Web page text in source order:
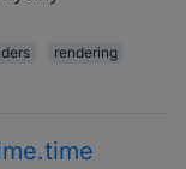
rendering